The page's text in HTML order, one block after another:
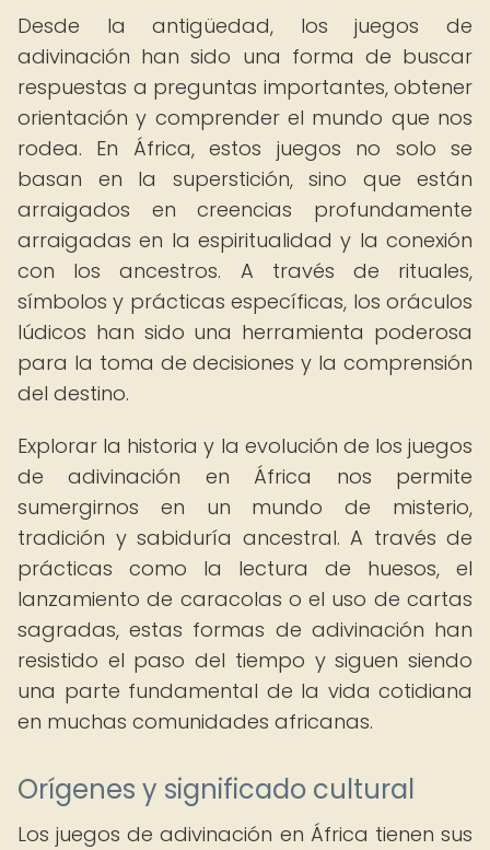
Desde la antigüedad, los juegos de
adivinación han sido una forma de buscar
respuestas a preguntas importantes, obtener
orientación y comprender el mundo que nos
rodea. En África, estos juegos no solo se
basan en la superstición, sino que están
arraigados en creencias profundamente
arraigadas en la espiritualidad y la conexión
con los ancestros. A través de rituales,
símbolos y prácticas específicas, los oráculos
lúdicos han sido una herramienta poderosa
para la toma de decisiones y la comprensión
del destino.
Explorar la historia y la evolución de los juegos
de adivinación en África nos permite
sumergirnos en un mundo de misterio,
tradición y sabiduría ancestral. A través de
prácticas como la lectura de huesos, el
lanzamiento de caracolas o el uso de cartas
sagradas, estas formas de adivinación han
resistido el paso del tiempo y siguen siendo
una parte fundamental de la vida cotidiana
en muchas comunidades africanas.
Orígenes y significado cultural
Los juegos de adivinación en África tienen sus